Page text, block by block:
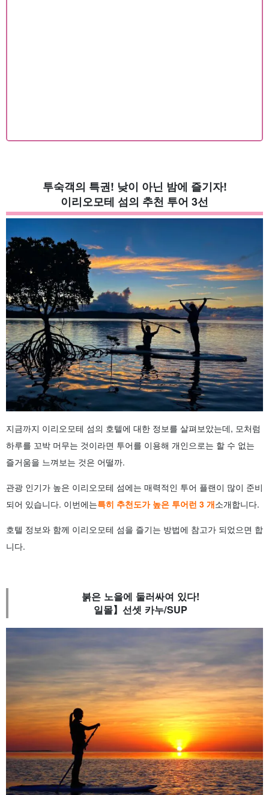
투숙객의 특권! 낮이 아닌 밤에 즐기자!
이리오모테 섬의 추천 투어 3선
지금까지 이리오모테 섬의 호텔에 대한 정보를 살펴보았는데, 모처럼
하루를 꼬박 머무는 것이라면 투어를 이용해 개인으로는 할 수 없는
즐거움을 느껴보는 것은 어떨까.
관광 인기가 높은 이리오모테 섬에는 매력적인 투어 플랜이 많이 준비
되어 있습니다. 이번에는특히 추천도가 높은 투어런 3 개소개합니다.
호텔 정보와 함께 이리오모테 섬을 즐기는 방법에 참고가 되었으면 합
니다.
붉은 노을에 둘러싸여 있다!
일몰】선셋 카누/SUP